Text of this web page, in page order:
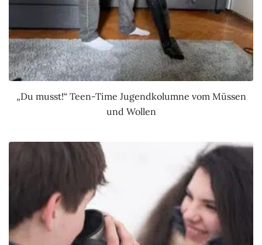
„Du musst!“ Teen-Time Jugendkolumne vom Müssen
und Wollen